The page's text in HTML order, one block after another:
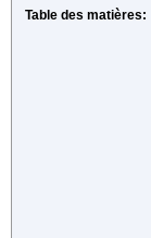
Table des matières: